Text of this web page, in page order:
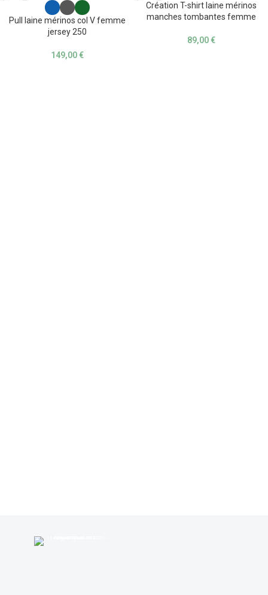
Pull laine mérinos col V femme
jersey 250
149,00€
Création T-shirt laine mérinos
manches tombantes femme
89,00€